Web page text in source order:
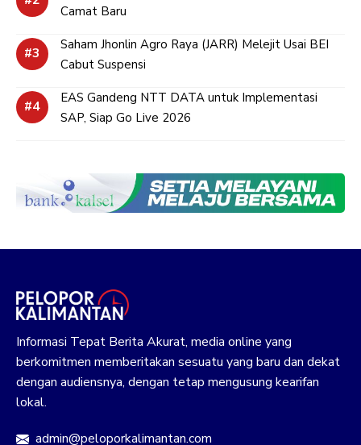
Camat Baru
Saham Jhonlin Agro Raya (JARR) Melejit Usai BEI
Cabut Suspensi
EAS Gandeng NTT DATA untuk Implementasi
SAP, Siap Go Live 2026
Informasi Tepat Berita Akurat, media online yang
berkomitmen memberitakan sesuatu yang baru dan dekat
dengan audiensnya, dengan tetap mengusung kearifan
lokal.
admin@peloporkalimantan.com